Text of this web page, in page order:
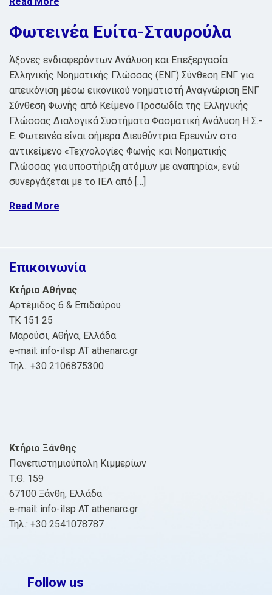
Φωτεινέα Ευίτα-Σταυρούλα
Άξονες ενδιαφερόντων Ανάλυση και Επεξεργασία
Ελληνικής Νοηματικής Γλώσσας (ΕΝΓ) Σύνθεση ΕΝΓ για
απεικόνιση μέσω εικονικού νοηματιστή Αναγνώριση ΕΝΓ
Σύνθεση Φωνής από Κείμενο Προσωδία της Ελληνικής
Γλώσσας Διαλογικά Συστήματα Φασματική Ανάλυση Η Σ.-
Ε. Φωτεινέα είναι σήμερα Διευθύντρια Ερευνών στο
αντικείμενο «Τεχνολογίες Φωνής και Νοηματικής
Γλώσσας για υποστήριξη ατόμων με αναπηρία», ενώ
συνεργάζεται με το ΙΕΛ από […]
Read More
Επικοινωνία
Κτήριο Αθήνας
Αρτέμιδος 6 & Επιδαύρου
ΤΚ 151 25
Μαρούσι, Αθήνα, Ελλάδα
e-mail: info-ilsp AT athenarc.gr
Τηλ.: +30 2106875300
Κτήριο Ξάνθης
Πανεπιστημιούπολη Κιμμερίων
Τ.Θ. 159
67100 Ξάνθη, Ελλάδα
e-mail: info-ilsp AT athenarc.gr
Τηλ.: +30 2541078787
Follow us